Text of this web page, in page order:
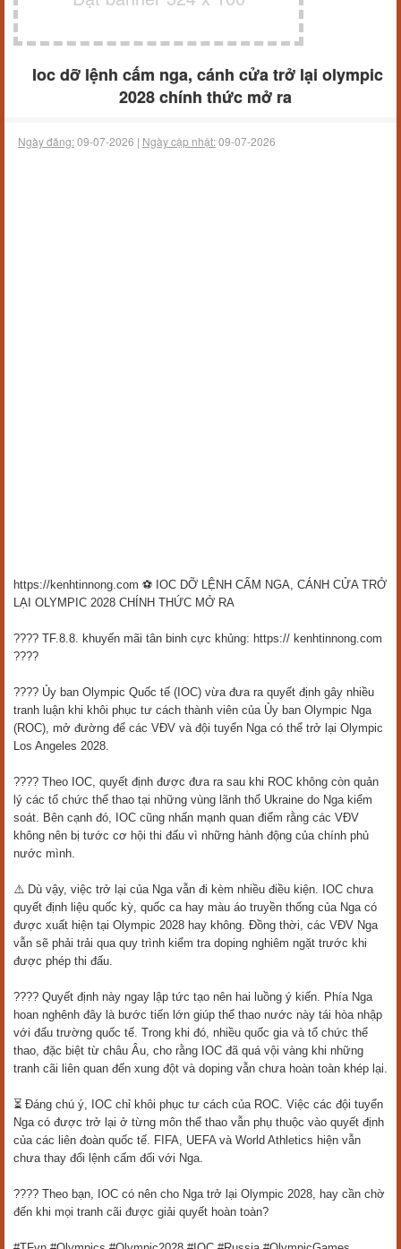
Ioc dỡ lệnh cấm nga, cánh cửa trở lại olympic
2028 chính thức mở ra
Ngày đăng:09-07-2026 | Ngày cập nhật:09-07-2026
https://kenhtinnong.com ⚽ IOC DỠ LỆNH CẤM NGA, CÁNH CỬA TRỞ
LẠI OLYMPIC 2028 CHÍNH THỨC MỞ RA
???? TF.8.8. khuyến mãi tân binh cực khủng: https:// kenhtinnong.com
????
???? Ủy ban Olympic Quốc tế (IOC) vừa đưa ra quyết định gây nhiều
tranh luận khi khôi phục tư cách thành viên của Ủy ban Olympic Nga
(ROC), mở đường để các VĐV và đội tuyển Nga có thể trở lại Olympic
Los Angeles 2028.
???? Theo IOC, quyết định được đưa ra sau khi ROC không còn quản
lý các tổ chức thể thao tại những vùng lãnh thổ Ukraine do Nga kiểm
soát. Bên cạnh đó, IOC cũng nhấn mạnh quan điểm rằng các VĐV
không nên bị tước cơ hội thi đấu vì những hành động của chính phủ
nước mình.
⚠️ Dù vậy, việc trở lại của Nga vẫn đi kèm nhiều điều kiện. IOC chưa
quyết định liệu quốc kỳ, quốc ca hay màu áo truyền thống của Nga có
được xuất hiện tại Olympic 2028 hay không. Đồng thời, các VĐV Nga
vẫn sẽ phải trải qua quy trình kiểm tra doping nghiêm ngặt trước khi
được phép thi đấu.
???? Quyết định này ngay lập tức tạo nên hai luồng ý kiến. Phía Nga
hoan nghênh đây là bước tiến lớn giúp thể thao nước này tái hòa nhập
với đấu trường quốc tế. Trong khi đó, nhiều quốc gia và tổ chức thể
thao, đặc biệt từ châu Âu, cho rằng IOC đã quá vội vàng khi những
tranh cãi liên quan đến xung đột và doping vẫn chưa hoàn toàn khép lại.
⏳ Đáng chú ý, IOC chỉ khôi phục tư cách của ROC. Việc các đội tuyển
Nga có được trở lại ở từng môn thể thao vẫn phụ thuộc vào quyết định
của các liên đoàn quốc tế. FIFA, UEFA và World Athletics hiện vẫn
chưa thay đổi lệnh cấm đối với Nga.
???? Theo bạn, IOC có nên cho Nga trở lại Olympic 2028, hay cần chờ
đến khi mọi tranh cãi được giải quyết hoàn toàn?